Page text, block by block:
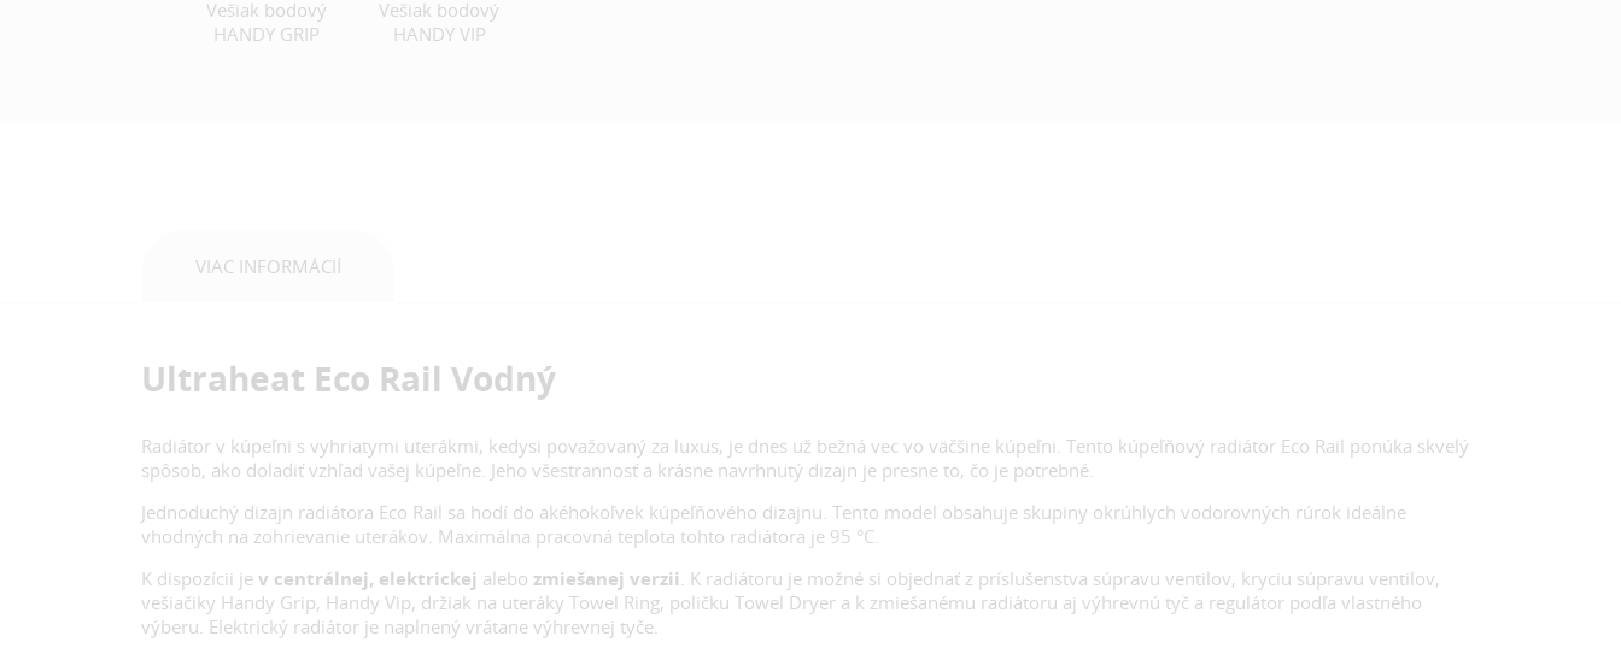
Vešiak bodový
HANDY GRIP
Vešiak bodový
HANDY VIP
VIAC INFORMÁCIÍ
Ultraheat Eco Rail Vodný
Radiátor v kúpeľni s vyhriatymi uterákmi, kedysi považovaný za luxus, je dnes už bežná vec vo väčšine kúpeľni. Tento kúpeľňový radiátor Eco Rail ponúka skvelý
spôsob, ako doladiť vzhľad vašej kúpeľne. Jeho všestrannosť a krásne navrhnutý dizajn je presne to, čo je potrebné.
Jednoduchý dizajn radiátora Eco Rail sa hodí do akéhokoľvek kúpeľňového dizajnu. Tento model obsahuje skupiny okrúhlych vodorovných rúrok ideálne
vhodných na zohrievanie uterákov. Maximálna pracovná teplota tohto radiátora je 95 °C.
K dispozícii je v centrálnej, elektrickej alebo zmiešanej verzii . K radiátoru je možné si objednať z príslušenstva súpravu ventilov, kryciu súpravu ventilov,
vešiačiky Handy Grip, Handy Vip, držiak na uteráky Towel Ring, poličku Towel Dryer a k zmiešanému radiátoru aj výhrevnú tyč a regulátor podľa vlastného
výberu. Elektrický radiátor je naplnený vrátane výhrevnej tyče.